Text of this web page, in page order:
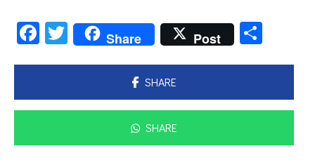
Facebook
Twitter
Share Post
SHARE
SHARE